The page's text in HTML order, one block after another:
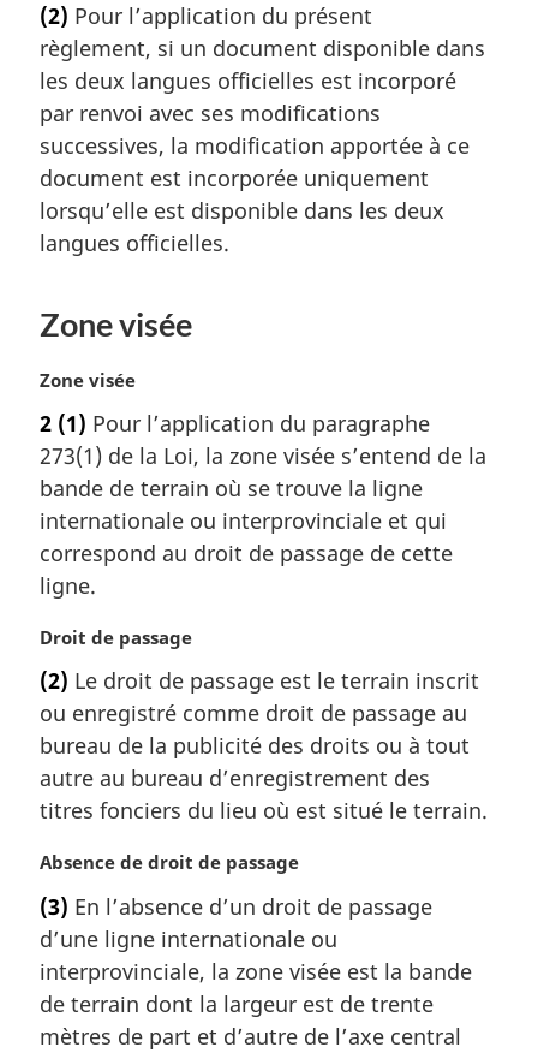
e
m
a
r
g
i
n
a
l
(2) Pour l’application du présent
règlement, si un document disponible dans
les deux langues officielles est incorporé
par renvoi avec ses modifications
successives, la modification apportée à ce
document est incorporée uniquement
lorsqu’elle est disponible dans les deux
langues officielles.
Zone visée
N
t
e
m
a
g
i
a
l
e
:
Zone visée
2 (1) Pour l’application du paragraphe
273(1) de la Loi, la zone visée s’entend de la
bande de terrain où se trouve la ligne
internationale ou interprovinciale et qui
correspond au droit de passage de cette
ligne.
N
t
e
m
a
g
n
a
e
:
Droit de passage
(2) Le droit de passage est le terrain inscrit
ou enregistré comme droit de passage au
bureau de la publicité des droits ou à tout
autre au bureau d’enregistrement des
titres fonciers du lieu où est situé le terrain.
N
t
e
m
a
g
Absence de droit de passage
(3) En l’absence d’un droit de passage
d’une ligne internationale ou
interprovinciale, la zone visée est la bande
de terrain dont la largeur est de trente
mètres de part et d’autre de l’axe central